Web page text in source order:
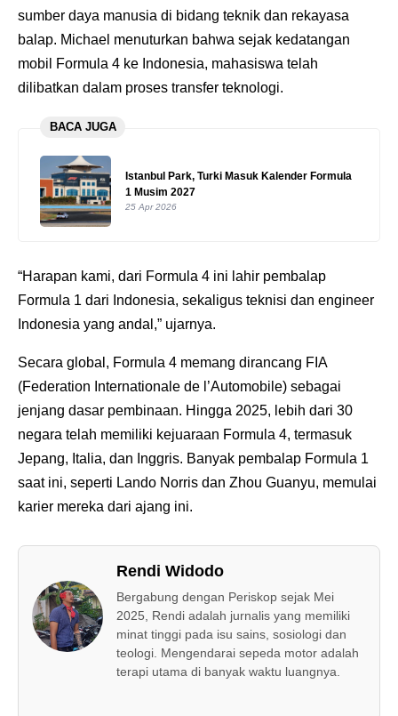
sumber daya manusia di bidang teknik dan rekayasa
balap. Michael menuturkan bahwa sejak kedatangan
mobil Formula 4 ke Indonesia, mahasiswa telah
dilibatkan dalam proses transfer teknologi.
BACA JUGA
Istanbul Park, Turki Masuk Kalender Formula
1 Musim 2027
25 Apr 2026
“Harapan kami, dari Formula 4 ini lahir pembalap
Formula 1 dari Indonesia, sekaligus teknisi dan engineer
Indonesia yang andal,” ujarnya.
Secara global, Formula 4 memang dirancang FIA
(Federation Internationale de l’Automobile) sebagai
jenjang dasar pembinaan. Hingga 2025, lebih dari 30
negara telah memiliki kejuaraan Formula 4, termasuk
Jepang, Italia, dan Inggris. Banyak pembalap Formula 1
saat ini, seperti Lando Norris dan Zhou Guanyu, memulai
karier mereka dari ajang ini.
Rendi Widodo
Bergabung dengan Periskop sejak Mei
2025, Rendi adalah jurnalis yang memiliki
minat tinggi pada isu sains, sosiologi dan
teologi. Mengendarai sepeda motor adalah
terapi utama di banyak waktu luangnya.